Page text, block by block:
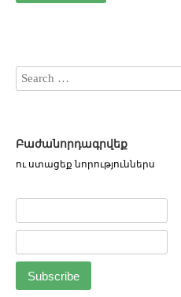
Բաժանորդագրվեք
ու ստացեք նորություններս